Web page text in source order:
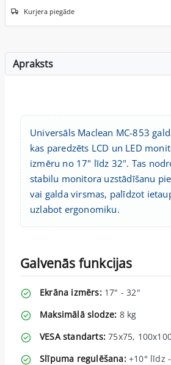
Kurjera piegāde
Apraksts
Universāls Maclean MC-853
kas paredzēts LCD un LED
izmēru no 17" līdz 32". Tas
stabilu monitora uzstādīšanu
vai galda virsmas, palīdzot
uzlabot ergonomiku.
Galvenās funkcijas
Ekrāna izmērs:17" - 32"
Maksimālā slodze: 8 kg
VESA standarts: 75x75,
Slīpuma regulēšana:+10° līdz